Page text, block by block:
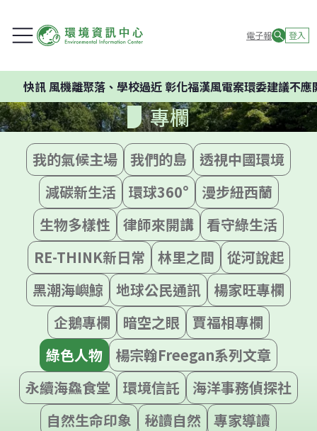
電子報 登入
風機離聚落、學校過近 彰化福漢風電案環委建議不應開發
專欄
我的氣候主場 我們的島
透視中國環境
減碳新生活
環球360°
漫步紐西蘭
生物多樣性
律師來開講
看守綠生活
RE-THINK新日常
林里之間
從河說起
黑潮海嶼鯨
地球公民通訊
楊家旺專欄
企鵝專欄
暗空之眼
賈福相專欄
綠色人物
楊宗翰Freegan系列文章
永續海鱻食堂
環境信託
海洋事務偵探社
自然生命印象
秘讀自然
專家導讀